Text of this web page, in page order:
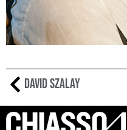
David Szalay